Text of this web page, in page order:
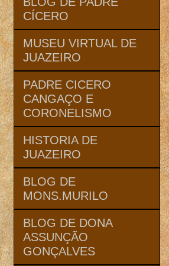
CÍCERO
MUSEU VIRTUAL DE
JUAZEIRO
PADRE CICERO
CANGAÇO E
CORONELISMO
HISTORIA DE
JUAZEIRO
BLOG DE
MONS.MURILO
BLOG DE DONA
ASSUNÇÃO
GONÇALVES